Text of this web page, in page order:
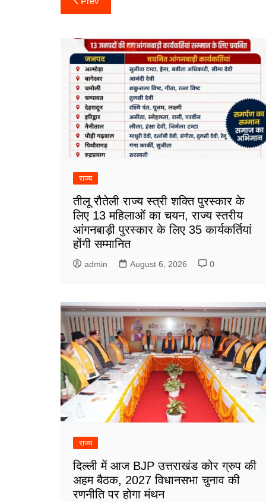
navigation
राज्य
तीलू रौतेली राज्य स्त्री शक्ति पुरस्कार के
लिए 13 महिलाओं का चयन, राज्य स्तरीय
आंगनबाड़ी पुरस्कार के लिए 35 कार्यकर्तियां
होंगी सम्मानित
admin August 6, 2026 0
राज्य
दिल्ली में आज BJP उत्तराखंड कोर ग्रुप की
अहम बैठक, 2027 विधानसभा चुनाव की
रणनीति पर होगा मंथन